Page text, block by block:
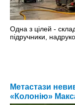
Одна з цілей -
підручники,
Метастази
«Колонію»